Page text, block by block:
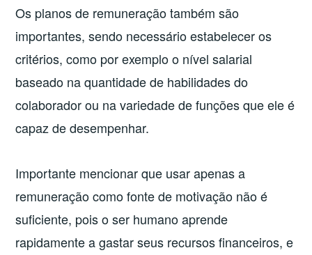
Os planos de remuneração também são
importantes, sendo necessário estabelecer os
critérios, como por exemplo o nível salarial
baseado na quantidade de habilidades do
colaborador ou na variedade de funções que ele é
capaz de desempenhar.
Importante mencionar que usar apenas a
remuneração como fonte de motivação não é
suficiente, pois o ser humano aprende
rapidamente a gastar seus recursos financeiros, e